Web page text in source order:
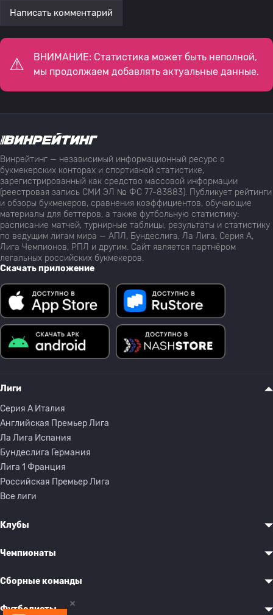
Написать комментарий
ВНИМАНИЕ: Статистика может быть неполной,
мы продолжаем добавлять актуальные данные.
Винрейтинг — независимый информационный ресурс о
букмекерских конторах и спортивной статистике,
зарегистрированный как средство массовой информации
(реестровая запись СМИ ЭЛ № ФС 77-83883). Публикует рейтинги
и обзоры букмекеров, сравнения коэффициентов, обучающие
материалы для беттеров, а также футбольную статистику:
расписание матчей, турнирные таблицы, результаты и статистику
по ведущим лигам мира — АПЛ, Бундеслига, Ла Лига, Серия А,
Лига Чемпионов, РПЛ и другим. Сайт является партнёром
легальных российских букмекеров.
Скачать приложение
Лиги
Серия A Италия
Английская Премьер Лига
Ла Лига Испания
Бундеслига Германия
Лига 1 Франция
Российская Премьер Лига
Все лиги
Клубы
Чемпионаты
Сборные команды
Футболисты